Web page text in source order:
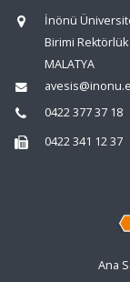
İnönü
Birimi Rektörlük
MALATYA
0422 377 37 18
0422 341 12 37
Ana